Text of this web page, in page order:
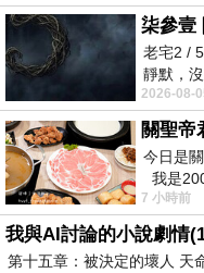
藍心
2021-03-13
美詩
祝好
paige1940
2021-03-12
謝謝分享http://
柒參
老宅2 /
靜默，
字像一
2026-08-
關聖帝
今日是
我是
一個奇
7 小時前
我與AI討論的小說劇情
第十五章：被決定的壞人 天